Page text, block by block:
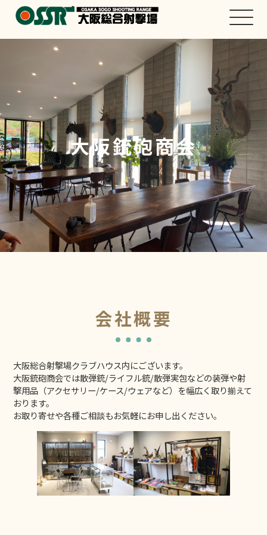
大阪銃砲商会
会社概要
大阪総合射撃場クラブハウス内にございます。
大阪銃砲商会では散弾銃/ライフル銃/散弾実包などの装弾や射
撃用品（アクセサリー/ケース/ウェアなど）を幅広く取り揃えて
おります。
お取り寄せや各種ご相談もお気軽にお申し出ください。